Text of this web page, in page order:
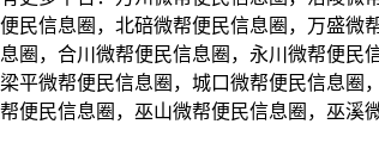
信息圈，北碚微帮便民信息圈，万盛微
，合川微帮便民信息圈，永川微帮便民
微帮便民信息圈，城口微帮便民信息圈
民信息圈，巫山微帮便民信息圈，巫